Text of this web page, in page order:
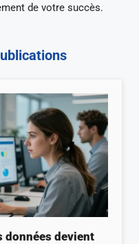
de votre succès.
données devient